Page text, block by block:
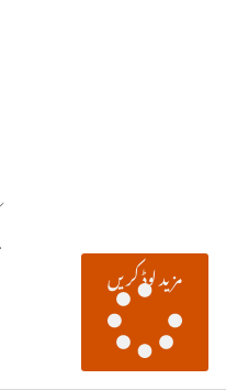
مزید لوڈ کریں